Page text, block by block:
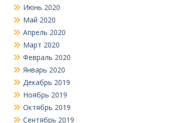
Июнь 2020
Май 2020
Апрель 2020
Март 2020
Февраль 2020
Январь 2020
Декабрь 2019
Ноябрь 2019
Октябрь 2019
Сентябрь 2019